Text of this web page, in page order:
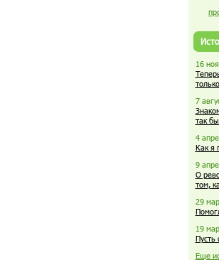
16
7
так
4
Как я
9
О
том,
29
19
Пусть
Еще